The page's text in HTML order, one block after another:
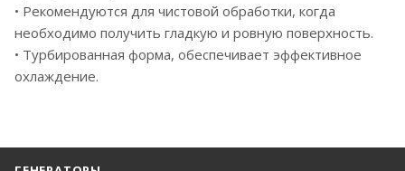
• Рекомендуются для чистовой обработки, когда
необходимо получить гладкую и ровную поверхность.
• Турбированная форма, обеспечивает эффективное
охлаждение.